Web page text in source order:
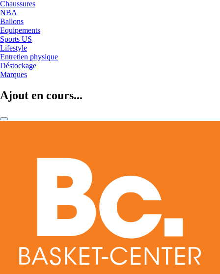
Chaussures
NBA
Ballons
Equipements
Sports US
Lifestyle
Entretien physique
Déstockage
Marques
Ajout en cours...